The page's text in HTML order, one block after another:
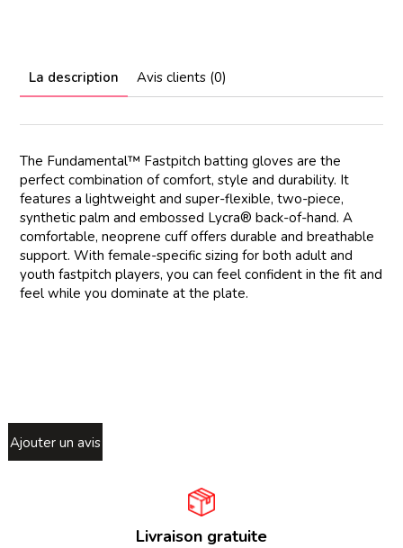
La description Avis clients (0)
The Fundamental™ Fastpitch batting gloves are the
perfect combination of comfort, style and durability. It
features a lightweight and super-flexible, two-piece,
synthetic palm and embossed Lycra® back-of-hand. A
comfortable, neoprene cuff offers durable and breathable
support. With female-specific sizing for both adult and
youth fastpitch players, you can feel confident in the fit and
feel while you dominate at the plate.
Ajouter un avis
Livraison gratuite